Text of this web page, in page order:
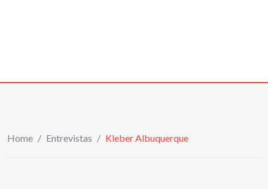
Home / Entrevistas / Kleber Albuquerque